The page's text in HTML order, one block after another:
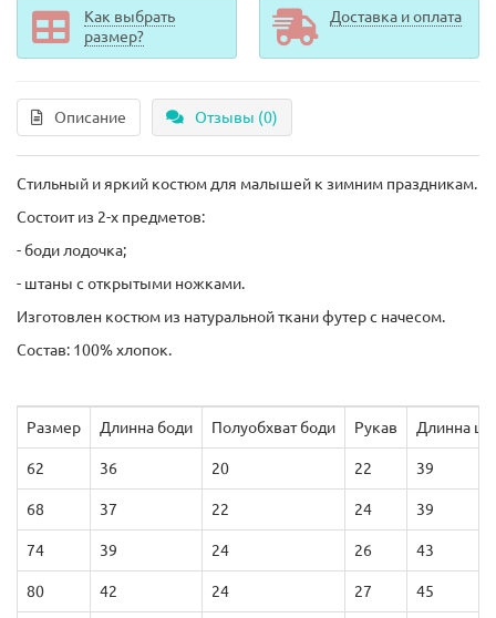
Как выбрать
размер?
Доставка и оплата
Описание Отзывы (0)
Стильный и яркий костюм для малышей к зимним праздникам.
Состоит из 2-х предметов:
- боди лодочка;
- штаны с открытыми ножками.
Изготовлен костюм из натуральной ткани футер с начесом.
Состав: 100% хлопок.
Размер Длинна боди Полуобхват боди Рукав Длинна
62 36 20 22 39
68 37 22 24 39
74 39 24 26 43
80 42 24 27 45